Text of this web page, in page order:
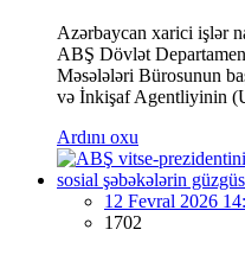
Azərbaycan xarici işlər
ABŞ Dövlət
Məsələləri Bürosunun
və İnkişaf Agentliyinin
Ardını oxu
12 Fevral 2026
1702